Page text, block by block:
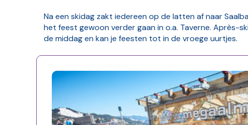
Na een skidag zakt iedereen op de latten af naar
het feest gewoon verder gaan in o.a. Taverne. Après-
de middag en kan je feesten tot in de vroege uurtjes.